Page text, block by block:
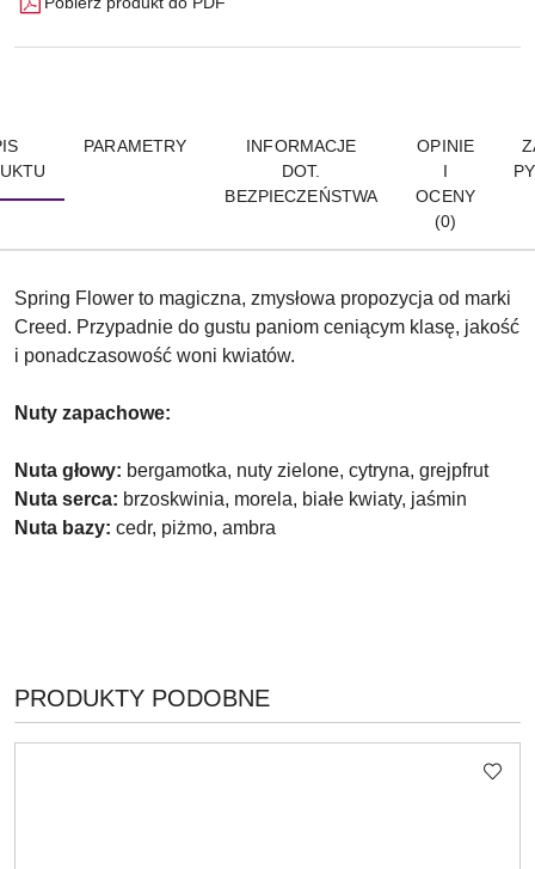
PARAMETRY
INFORMACJE
DOT.
BEZPIECZEŃSTWA
OPINIE
I
OCENY
(0)
Spring Flower to magiczna, zmysłowa propozycja od marki
Creed. Przypadnie do gustu paniom ceniącym klasę, jakość
i ponadczasowość woni kwiatów.
Nuty zapachowe:
Nuta głowy: bergamotka, nuty zielone, cytryna, grejpfrut
Nuta serca: brzoskwinia, morela, białe kwiaty, jaśmin
Nuta bazy: cedr, piżmo, ambra
Pomiń karuzelę produktów
PRODUKTY
O
PRODUKTY PODOBNE